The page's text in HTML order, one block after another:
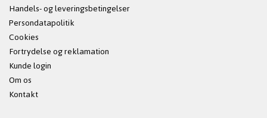
Handels- og leveringsbetingelser
Persondatapolitik
Cookies
Fortrydelse og reklamation
Kunde login
Om os
Kontakt